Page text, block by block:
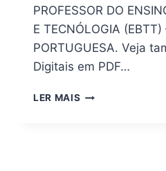
PROFESSOR DO
E TECNÓLOGIA
PORTUGUESA. Veja
Digitais em PDF…
LER MAIS BAIXE